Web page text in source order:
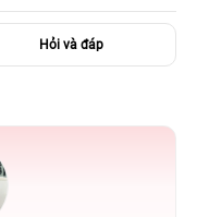
Hỏi và đáp